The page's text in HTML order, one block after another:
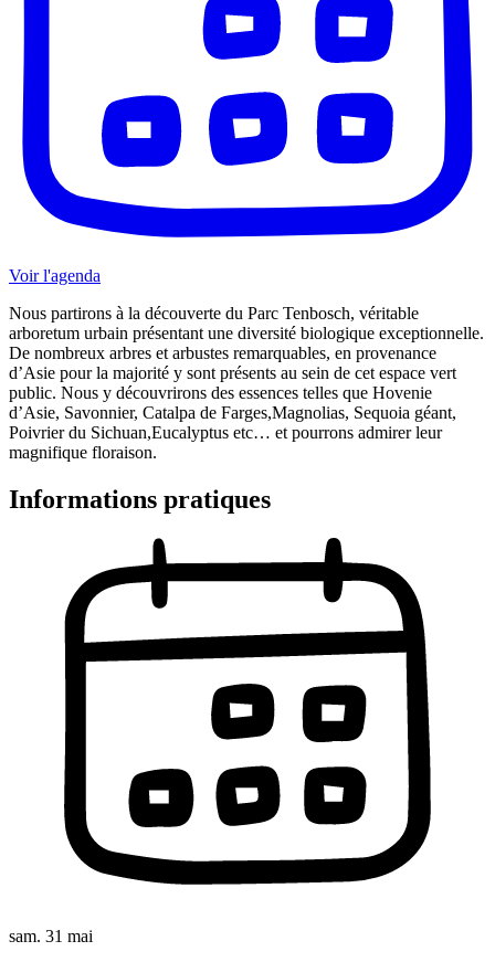
Voir l'agenda
Nous partirons à la découverte du Parc Tenbosch, véritable
arboretum urbain présentant une diversité biologique exceptionnelle.
De nombreux arbres et arbustes remarquables, en provenance
d’Asie pour la majorité y sont présents au sein de cet espace vert
public. Nous y découvrirons des essences telles que Hovenie
d’Asie, Savonnier, Catalpa de Farges,Magnolias, Sequoia géant,
Poivrier du Sichuan,Eucalyptus etc… et pourrons admirer leur
magnifique floraison.
Informations pratiques
sam. 31 mai